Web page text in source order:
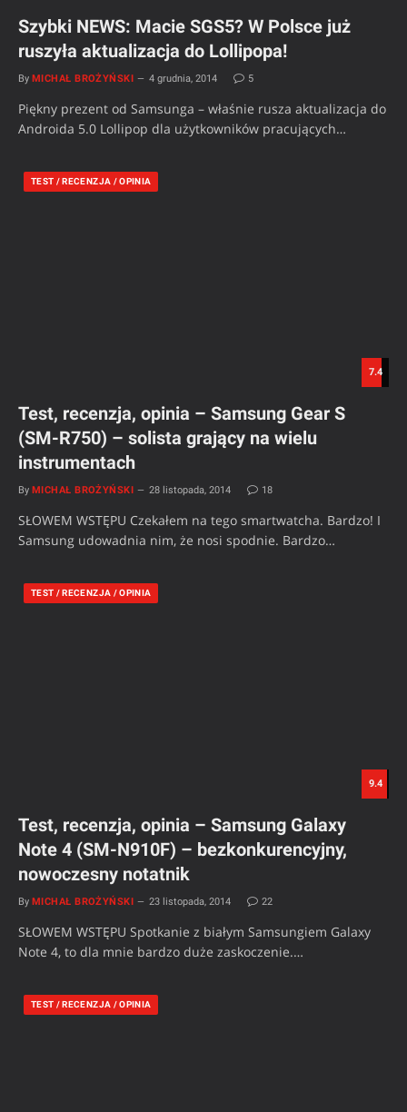
Szybki NEWS: Macie SGS5? W Polsce już
ruszyła aktualizacja do Lollipopa!
By MICHAŁ BROŻYŃSKI 4 grudnia, 2014 5
Piękny prezent od Samsunga – właśnie rusza aktualizacja do
Androida 5.0 Lollipop dla użytkowników pracujących…
7.4
TEST / RECENZJA / OPINIA
Test, recenzja, opinia – Samsung Gear S
(SM-R750) – solista grający na wielu
instrumentach
By MICHAŁ BROŻYŃSKI 28 listopada, 2014 18
SŁOWEM WSTĘPU Czekałem na tego smartwatcha. Bardzo! I
Samsung udowadnia nim, że nosi spodnie. Bardzo…
9.4
TEST / RECENZJA / OPINIA
Test, recenzja, opinia – Samsung Galaxy
Note 4 (SM-N910F) – bezkonkurencyjny,
nowoczesny notatnik
By MICHAŁ BROŻYŃSKI 23 listopada, 2014 22
SŁOWEM WSTĘPU Spotkanie z białym Samsungiem Galaxy
Note 4, to dla mnie bardzo duże zaskoczenie.…
TEST / RECENZJA / OPINIA